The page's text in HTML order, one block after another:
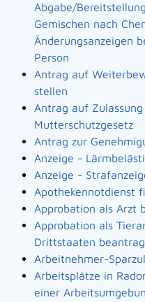
Abgabe/
Gemischen nach
Änderungsanzeigen
Person
Antrag auf
stellen
Antrag auf
Mutterschutzgesetz
Antrag zur
Anzeige -
Anzeige -
Apothekennotdienst
Approbation als Arzt
Approbation als
Drittstaaten
Arbeitnehmer-
Arbeitsplätze in
einer